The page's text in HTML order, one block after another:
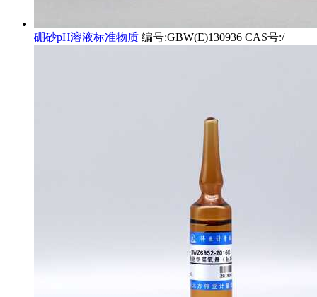
硼砂pH溶液标准物质 编号:GBW(E)130936 CAS号:/